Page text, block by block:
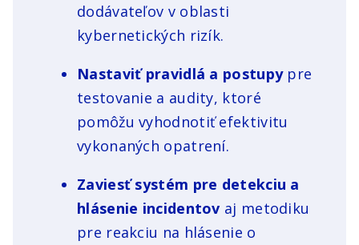
dodávateľov v oblasti
kybernetických rizík.
Nastaviť pravidlá a postupypre
testovanie a audity, ktoré
pomôžu vyhodnotiť efektivitu
vykonaných opatrení.
Zaviesť systém pre detekciu a
hlásenie incidentov aj metodiku
pre reakciu na hlásenie o